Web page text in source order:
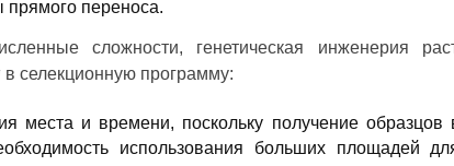
прямого переноса.
сложности, генетическая инженерия
в селекционную программу:
места и времени, поскольку получение образцов
использования больших площадей